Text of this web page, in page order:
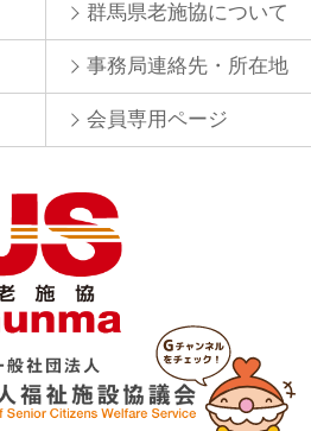
群馬県老施協について
事務局連絡先・所在地
会員専用ページ